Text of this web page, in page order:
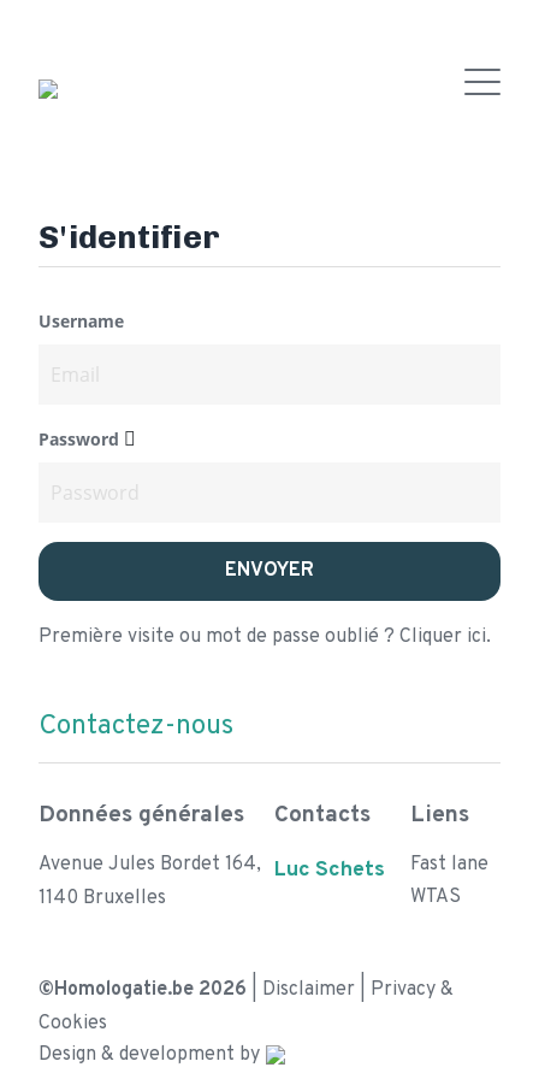
S'identifier
Username
Password
ENVOYER
Première visite ou mot de passe oublié ? Cliquer ici.
Contactez-nous
Données générales
Avenue Jules Bordet 164,
1140 Bruxelles
Contacts
Luc Schets
Liens
Fast lane
WTAS
©Homologatie.be 2026 Disclaimer
Privacy &
Cookies
Design & development by